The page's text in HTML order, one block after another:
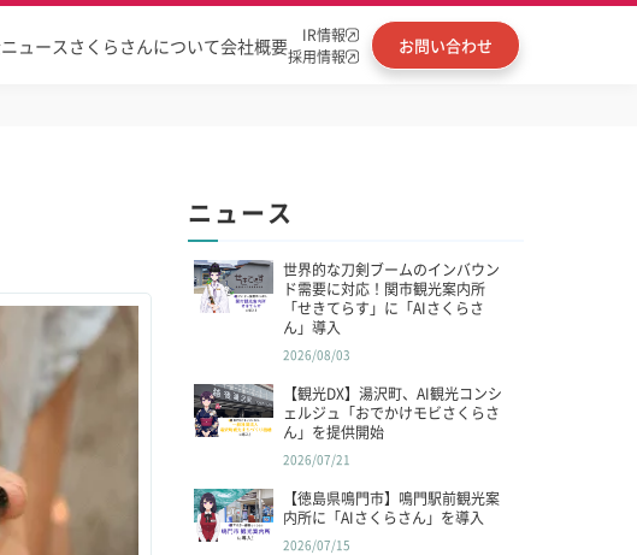
ニュース さくらさんについて会社概要
IR情報
採用情報
お問い合わせ
ニュース
世界的な刀剣ブームのインバウン
ド需要に対応！関市観光案内所
「せきてらす」に「AIさくらさ
ん」導入
2026/08/03
【観光DX】湯沢町、AI観光コンシ
ェルジュ「おでかけモビさくらさ
ん」を提供開始
2026/07/21
【徳島県鳴門市】鳴門駅前観光案
内所に「AIさくらさん」を導入
2026/07/15